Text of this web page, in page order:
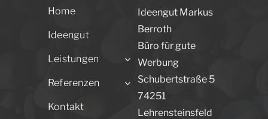
Home
Ideengut
Leistungen
Referenzen
Kontakt
Ideengut Markus
Berroth
Büro für gute
Werbung
Schubertstraße 5
74251
Lehrensteinsfeld